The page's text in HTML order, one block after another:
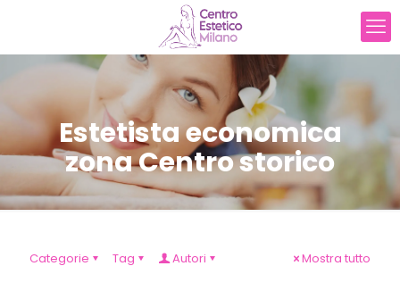
Estetista economica
zona Centro storico
Categorie Tag Autori Mostra tutto